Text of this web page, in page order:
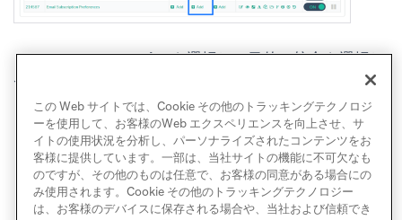
ここでAdd Integrationを選択し、目的の統合を選択し
て
をクリックします。Digiohは、キャプチャした
リードをリアルタイムでBrazeに渡します。
この Web サイトでは、Cookie その他のトラッキングテクノロジ
ーを使用して、お客様のWeb エクスペリエンスを向上させ、サ
イトの使用状況を分析し、パーソナライズされたコンテンツをお
客様に提供しています。一部は、当社サイトの機能に不可欠なも
のですが、その他のものは任意で、お客様の同意がある場合にの
み使用されます。Cookie その他のトラッキングテクノロジー
は、お客様のデバイスに保存される場合や、当社および信頼でき